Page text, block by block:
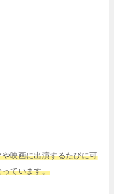
映画に出演するたびに可
ています。